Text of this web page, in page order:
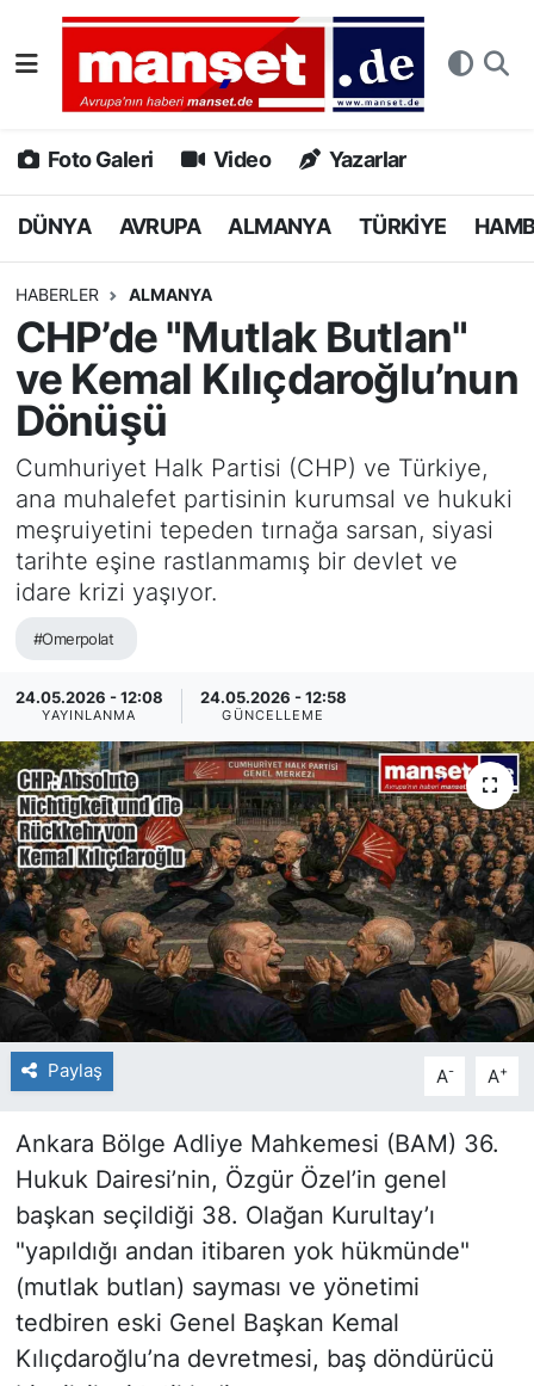
Foto Galeri Video Yazarlar
DÜNYA AVRUPA ALMANYA TÜRKİYE
HABERLER ALMANYA
CHP’de "Mutlak Butlan"
ve Kemal Kılıçdaroğlu’nun
Dönüşü
Cumhuriyet Halk Partisi (CHP) ve Türkiye,
ana muhalefet partisinin kurumsal ve hukuki
meşruiyetini tepeden tırnağa sarsan, siyasi
tarihte eşine rastlanmamış bir devlet ve
idare krizi yaşıyor.
#Omerpolat
24.05.2026 - 12:08
YAYINLANMA
24.05.2026 - 12:58
GÜNCELLEME
Paylaş A- A+
Ankara Bölge Adliye Mahkemesi (BAM) 36.
Hukuk Dairesi’nin, Özgür Özel’in genel
başkan seçildiği 38. Olağan Kurultay’ı
"yapıldığı andan itibaren yok hükmünde"
(mutlak butlan) sayması ve yönetimi
tedbiren eski Genel Başkan Kemal
Kılıçdaroğlu’na devretmesi, baş döndürücü
DÜNYA
AVRUPA
ALMANYA
HAMBURG
SPOR
DEUTSCH
EKONOMİ
SİYASET
SAĞLIK
Nöbetçi Eczaneler
Hava Durumu
Namaz Vakitleri
Puan Durumu ve Fikstür
Tüm Manşetler
Son Dakika Haberleri
Haber Arşivi